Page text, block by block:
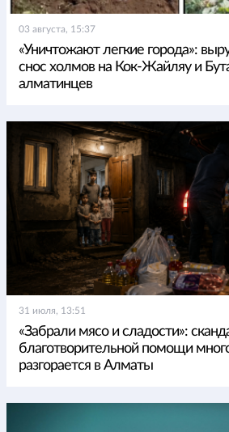
03 августа, 15:37
«Уничтожают легкие города»:
снос холмов на Кок-Жайляу и
алматинцев
31 июля, 13:51
«Забрали мясо и сладости»:
благотворительной помощи
разгорается в Алматы